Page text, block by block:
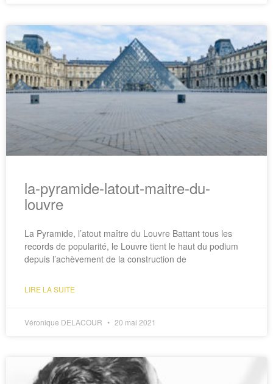
la-pyramide-latout-maitre-du-
louvre
La Pyramide, l’atout maître du Louvre Battant tous les
records de popularité, le Louvre tient le haut du podium
depuis l’achèvement de la construction de
LIRE LA SUITE
Véronique DELACOUR 20 mai 2021